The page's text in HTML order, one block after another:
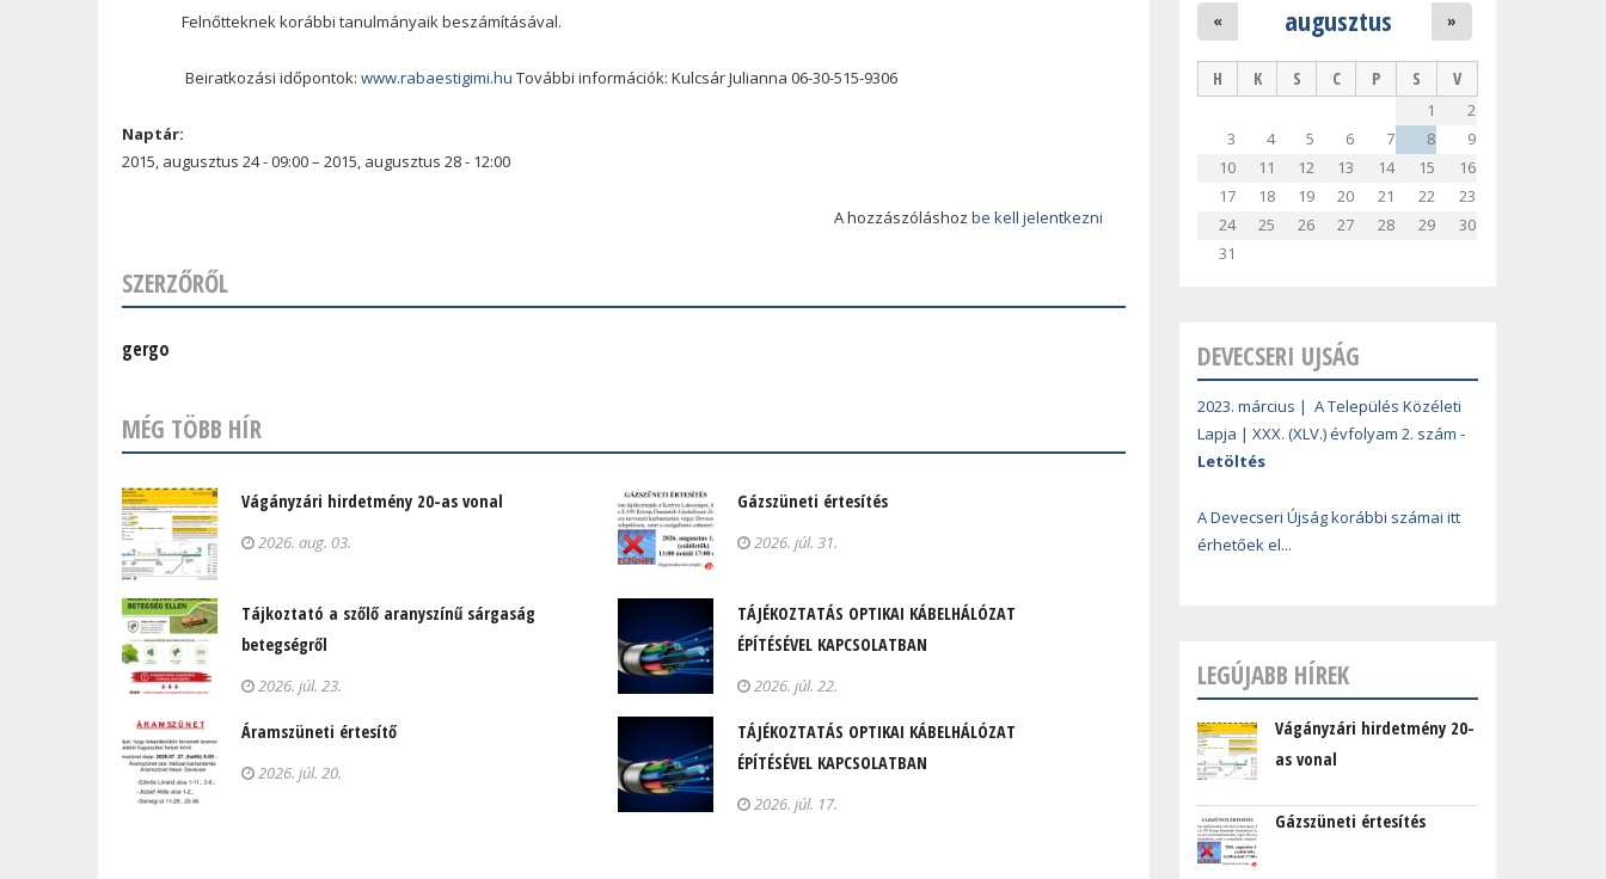
Felnőtteknek korábbi tanulmányaik beszámításával.
Beiratkozási időpontok: www.rabaestigimi.hu További információk: Kulcsár Julianna 06-30-515-9306
Naptár:
2015, augusztus 24 - 09:00– 2015, augusztus 28 - 12:00
A hozzászóláshoz be kell jelentkezni
SZERZŐRŐL
gergo
MÉG TÖBB HÍR
Vágányzári hirdetmény 20-as vonal
2026. aug. 03.
Gázszüneti értesítés
2026. júl. 31.
Tájkoztató a szőlő aranyszínű sárgaság
betegségről
2026. júl. 23.
TÁJÉKOZTATÁS OPTIKAI KÁBELHÁLÓZAT
ÉPÍTÉSÉVEL KAPCSOLATBAN
2026. júl. 22.
Áramszüneti értesítő
2026. júl. 20.
TÁJÉKOZTATÁS OPTIKAI KÁBELHÁLÓZAT
ÉPÍTÉSÉVEL KAPCSOLATBAN
2026. júl. 17.
augusztus
« »
H K S C P S V
1
2
3
4 5 6 7 8
9
10
11 12 13 14 15
16
17
18 19 20 21 22
23
24
25 26 27 28 29
30
31
DEVECSERI UJSÁG
2023. március | A Település Közéleti
Lapja | XXX. (XLV.) évfolyam 2. szám -
Letöltés
A Devecseri Újság korábbi számai itt
érhetőek el...
LEGÚJABB HÍREK
Vágányzári hirdetmény 20-
as vonal
Gázszüneti értesítés